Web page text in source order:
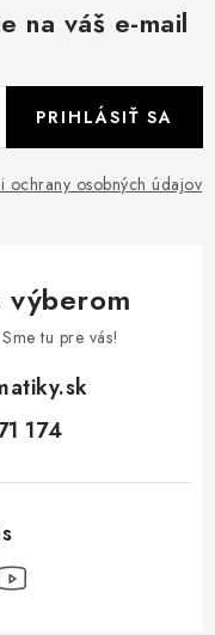
na váš e-mail
ochrany osobných údajov
PRIHLÁSIŤ SA
výberom
tu pre vás!
174